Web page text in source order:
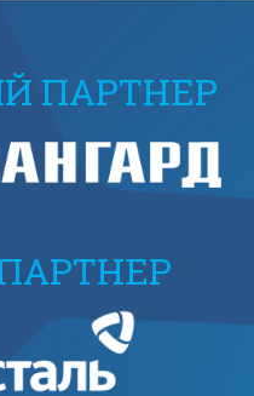
ПАРТНЕР